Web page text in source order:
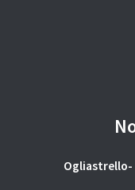
Ogliastrello-